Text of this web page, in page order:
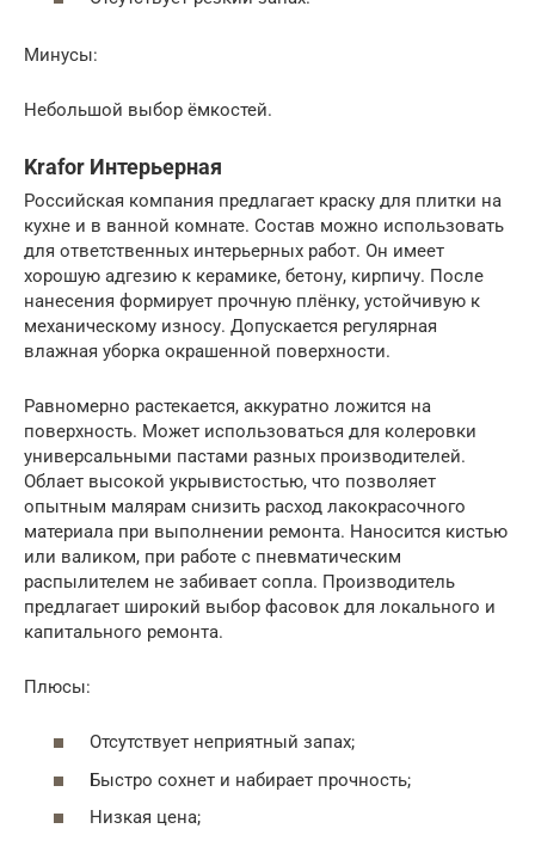
Минусы:
Небольшой выбор ёмкостей.
Krafor Интерьерная
Российская компания предлагает краску для плитки на
кухне и в ванной комнате. Состав можно использовать
для ответственных интерьерных работ. Он имеет
хорошую адгезию к керамике, бетону, кирпичу. После
нанесения формирует прочную плёнку, устойчивую к
механическому износу. Допускается регулярная
влажная уборка окрашенной поверхности.
Равномерно растекается, аккуратно ложится на
поверхность. Может использоваться для колеровки
универсальными пастами разных производителей.
Облает высокой укрывистостью, что позволяет
опытным малярам снизить расход лакокрасочного
материала при выполнении ремонта. Наносится кистью
или валиком, при работе с пневматическим
распылителем не забивает сопла. Производитель
предлагает широкий выбор фасовок для локального и
капитального ремонта.
Плюсы:
Отсутствует неприятный запах;
Быстро сохнет и набирает прочность;
Низкая цена;